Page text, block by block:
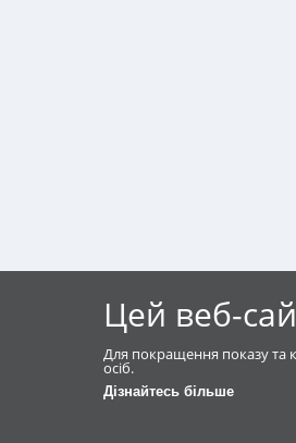
Цей веб-
Для покращення показу та
осіб.
Дізнайтесь більше